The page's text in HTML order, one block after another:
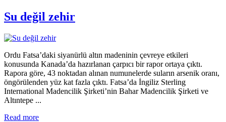
Su değil zehir
Ordu Fatsa’daki siyanürlü altın madeninin çevreye etkileri
konusunda Kanada’da hazırlanan çarpıcı bir rapor ortaya çıktı.
Rapora göre, 43 noktadan alınan numunelerde suların arsenik oranı,
öngörülenden yüz kat fazla çıktı. Fatsa’da İngiliz Sterling
International Madencilik Şirketi’nin Bahar Madencilik Şirketi ve
Altıntepe ...
Read more